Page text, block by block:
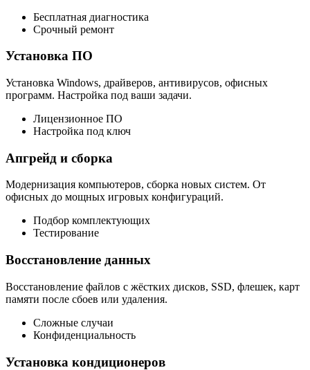
Бесплатная диагностика
Срочный ремонт
Установка ПО
Установка Windows, драйверов, антивирусов, офисных
программ. Настройка под ваши задачи.
Лицензионное ПО
Настройка под ключ
Апгрейд и сборка
Модернизация компьютеров, сборка новых систем. От
офисных до мощных игровых конфигураций.
Подбор комплектующих
Тестирование
Восстановление данных
Восстановление файлов с жёстких дисков, SSD, флешек, карт
памяти после сбоев или удаления.
Сложные случаи
Конфиденциальность
Установка кондиционеров